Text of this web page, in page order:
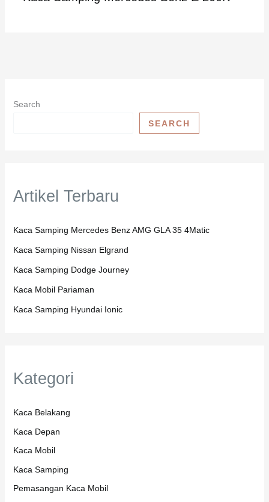
Search
SEARCH
Artikel Terbaru
Kaca Samping Mercedes Benz AMG GLA 35 4Matic
Kaca Samping Nissan Elgrand
Kaca Samping Dodge Journey
Kaca Mobil Pariaman
Kaca Samping Hyundai Ionic
Kategori
Kaca Belakang
Kaca Depan
Kaca Mobil
Kaca Samping
Pemasangan Kaca Mobil